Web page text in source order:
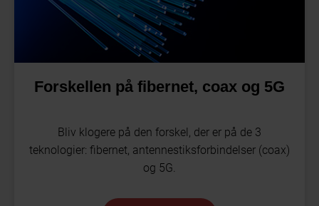
Forskellen på fibernet, coax og 5G
Bliv klogere på den forskel, der er på de 3
teknologier: fibernet, antennestiksforbindelser (coax)
og 5G.